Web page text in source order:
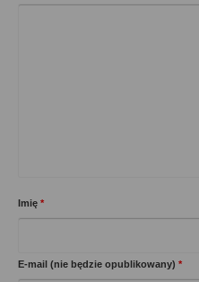
Imię *
E-mail (nie będzie opublikowany) *